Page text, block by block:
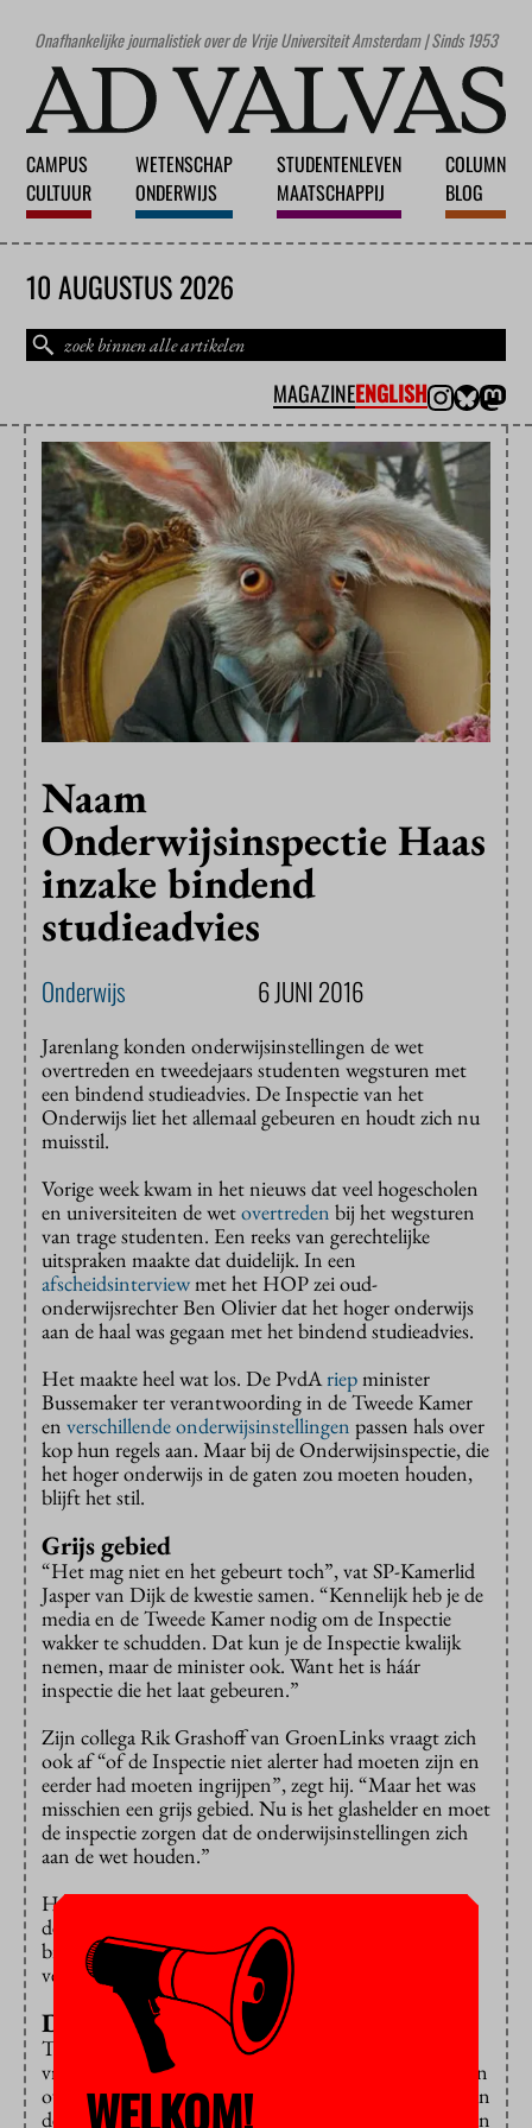
Onafhankelijke journalistiek over de Vrije Universiteit Amsterdam | Sinds 1953
CAMPUS
CULTUUR
WETENSCHAP
ONDERWIJS
STUDENTENLEVEN
MAATSCHAPPIJ
COLUMN
BLOG
10 AUGUSTUS 2026
MAGAZINEENGLISH
Naam
Onderwijsinspectie Haas
inzake bindend
studieadvies
Onderwijs 6 JUNI 2016
Jarenlang konden onderwijsinstellingen de wet
overtreden en tweedejaars studenten wegsturen met
een bindend studieadvies. De Inspectie van het
Onderwijs liet het allemaal gebeuren en houdt zich nu
muisstil.
Vorige week kwam in het nieuws dat veel hogescholen
en universiteiten de wetovertreden bij het wegsturen
van trage studenten. Een reeks van gerechtelijke
uitspraken maakte dat duidelijk. In een
afscheidsinterviewmet het HOP zei oud-
onderwijsrechter Ben Olivier dat het hoger onderwijs
aan de haal was gegaan met het bindend studieadvies.
Het maakte heel wat los. De PvdAriepminister
Bussemaker ter verantwoording in de Tweede Kamer
en verschillendeonderwijsinstellingen passen hals over
kop hun regels aan. Maar bij de Onderwijsinspectie, die
het hoger onderwijs in de gaten zou moeten houden,
blijft het stil.
Grijs gebied
“Het mag niet en het gebeurt toch”, vat SP-Kamerlid
Jasper van Dijk de kwestie samen. “Kennelijk heb je de
media en de Tweede Kamer nodig om de Inspectie
wakker te schudden. Dat kun je de Inspectie kwalijk
nemen, maar de minister ook. Want het is háár
inspectie die het laat gebeuren.”
Zijn collega Rik Grashoff van GroenLinks vraagt zich
ook af “of de Inspectie niet alerter had moeten zijn en
eerder had moeten ingrijpen”, zegt hij. “Maar het was
misschien een grijs gebied. Nu is het glashelder en moet
de inspectie zorgen dat de onderwijsinstellingen zich
aan de wet houden.”
Hoe ziet de Onderwijsinspectie dat zelf? Wat hebben
de inspecteurs gedaan met de vonnissen over het
bindend studieadvies, die de rechters al sinds 2014
vellen?
Diepe stilte
Tot twee keer toe geeft de inspectie antwoord op een
vraag die we nietgesteld hebben. Die antwoorden gaan
over een verwante kwestie, dat wel: een experiment aan
de Universiteit Leiden met een bindend studieadvies in
WELKOM!